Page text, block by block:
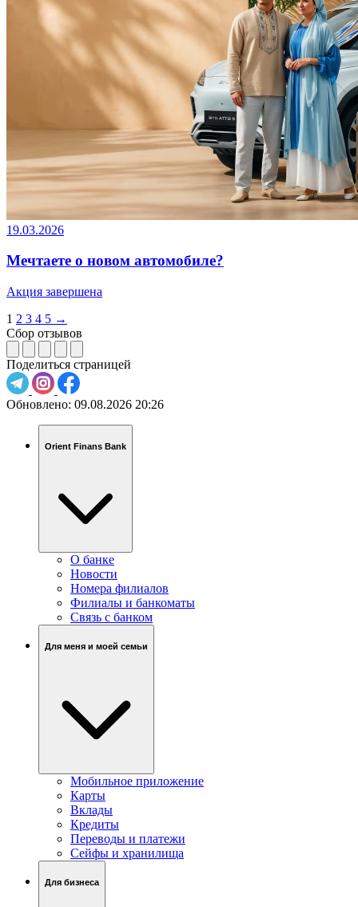
19.03.2026
Мечтаете о новом автомобиле?
Акция завершена
1 2 3 4 5 →
Сбор отзывов
Поделиться страницей
Обновлено: 09.08.2026 20:26
Orient Finans Bank
О банке
Новости
Номера филиалов
Филиалы и банкоматы
Связь c банком
Для меня и моей семьи
Мобильное приложение
Карты
Вклады
Кредиты
Переводы и платежи
Сейфы и хранилища
Для бизнеса